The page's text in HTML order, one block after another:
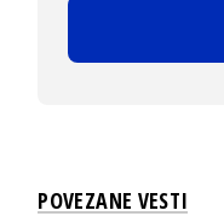
POVEZANE VESTI